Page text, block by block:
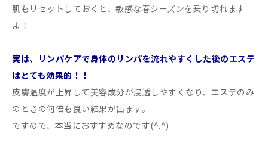
肌もリセットしておくと、敏感な春シーズンを乗り切れます
よ！
実は、リンパケアで身体のリンパを流れやすくした後のエステ
はとても効果的！！
皮膚温度が上昇して美容成分が浸透しやすくなり、エステのみ
のときの何倍も良い結果が出ます。
ですので、本当におすすめなのです(^.^)